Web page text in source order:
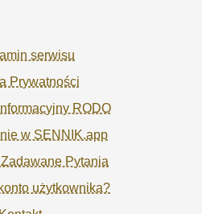
serwisu
Prywatności
RODO
w SENNIK.app
Pytania
użytkownika?